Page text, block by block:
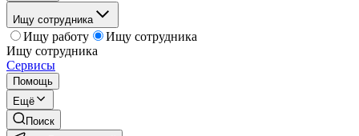
Ищу сотрудника
Ищу работу
Ищу сотрудника
Ищу сотрудника
Сервисы
Помощь
Ещё
Поиск